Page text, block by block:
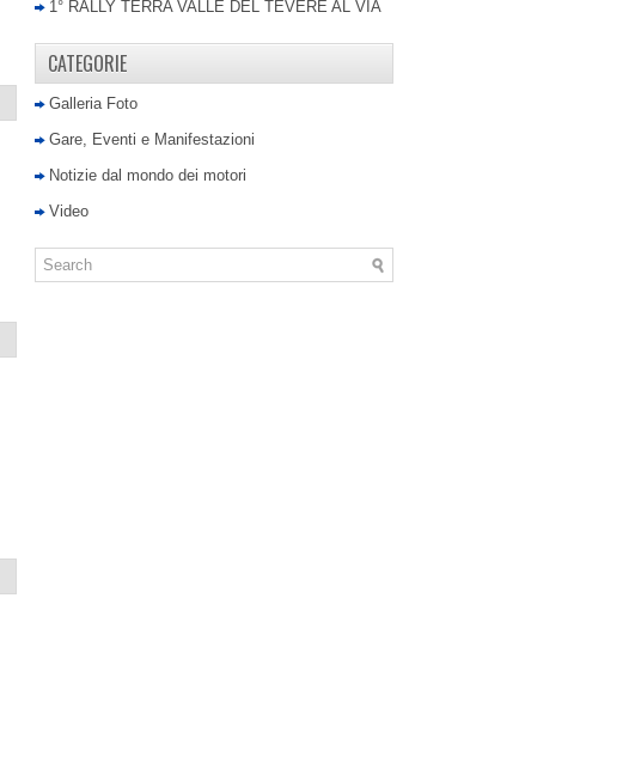
1° RALLY TERRA VALLE DEL TEVERE AL VIA
CATEGORIE
Galleria Foto
Gare, Eventi e Manifestazioni
Notizie dal mondo dei motori
Video